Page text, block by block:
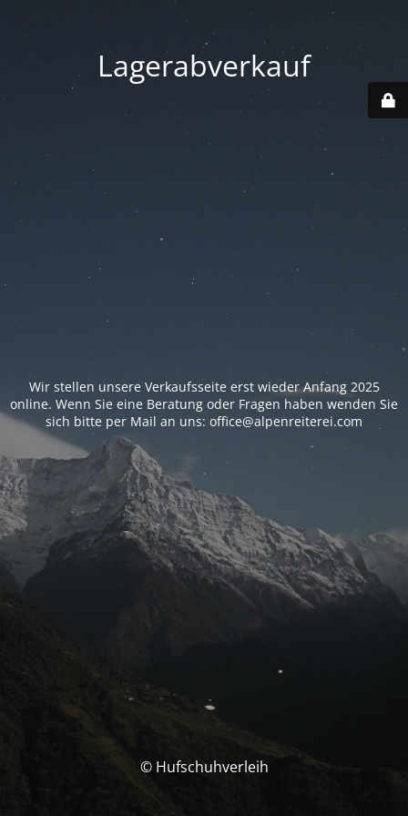
Lagerabverkauf
Wir stellen unsere Verkaufsseite erst wieder Anfang 2025
online. Wenn Sie eine Beratung oder Fragen haben wenden Sie
sich bitte per Mail an uns: office@alpenreiterei.com
© Hufschuhverleih